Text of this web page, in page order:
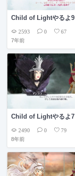
Child of Lightやるよ9
2593 0 67
7年前
Child of Lightやるよ7
2490 0 79
8年前